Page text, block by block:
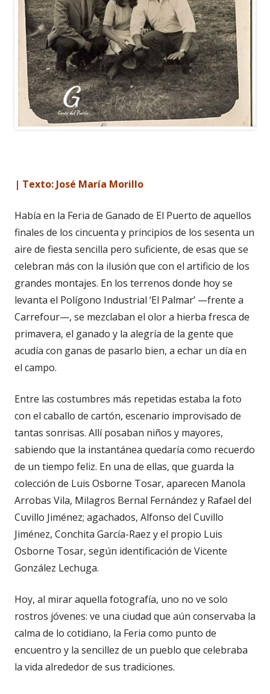
| Texto: José María Morillo
Había en la Feria de Ganado de El Puerto de aquellos
finales de los cincuenta y principios de los sesenta un
aire de fiesta sencilla pero suficiente, de esas que se
celebran más con la ilusión que con el artificio de los
grandes montajes. En los terrenos donde hoy se
levanta el Polígono Industrial ‘El Palmar’ —frente a
Carrefour—, se mezclaban el olor a hierba fresca de
primavera, el ganado y la alegría de la gente que
acudía con ganas de pasarlo bien, a echar un día en
el campo.
Entre las costumbres más repetidas estaba la foto
con el caballo de cartón, escenario improvisado de
tantas sonrisas. Allí posaban niños y mayores,
sabiendo que la instantánea quedaría como recuerdo
de un tiempo feliz. En una de ellas, que guarda la
colección de Luis Osborne Tosar, aparecen Manola
Arrobas Vila, Milagros Bernal Fernández y Rafael del
Cuvillo Jiménez; agachados, Alfonso del Cuvillo
Jiménez, Conchita García-Raez y el propio Luis
Osborne Tosar, según identificación de Vicente
González Lechuga.
Hoy, al mirar aquella fotografía, uno no ve solo
rostros jóvenes: ve una ciudad que aún conservaba la
calma de lo cotidiano, la Feria como punto de
encuentro y la sencillez de un pueblo que celebraba
la vida alrededor de sus tradiciones.